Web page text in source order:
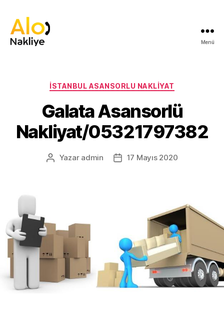
Menü
Kategoriler
İSTANBUL ASANSORLU NAKLIYAT
Galata Asansorlü
Nakliyat/05321797382
Yazının
Yazar admin
Yazı17 Mayıs 2020